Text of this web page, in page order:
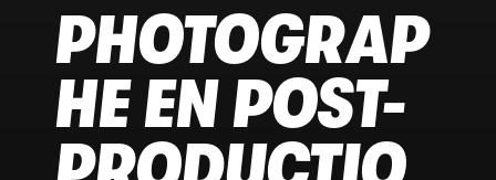
PHOTOGRAP
HE EN POST-